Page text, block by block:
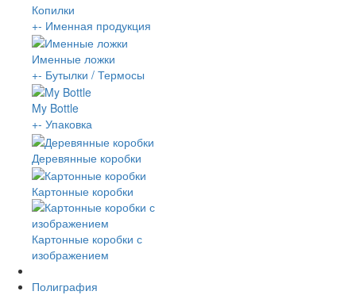
Копилки
+- Именная продукция
Именные ложки
+- Бутылки / Термосы
My Bottle
+- Упаковка
Деревянные коробки
Картонные коробки
Картонные коробки с
изображением
Полиграфия